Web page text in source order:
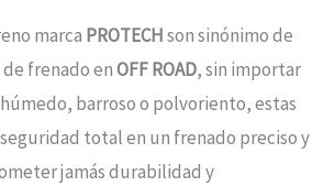
marca PROTECHson sinónimo de
frenado enOFF ROAD, sin importar
barroso o polvoriento, estas
total en un frenado preciso y
jamás durabilidad y